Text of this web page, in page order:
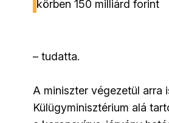
körben 150 milliárd forint
– tudatta.
A miniszter végezetül arra
Külügyminisztérium alá